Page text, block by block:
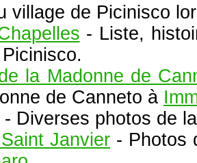
village de Picinisco
- Liste,
la Madonne de
de Canneto à
- Diverses photos de
Janvier - Photos